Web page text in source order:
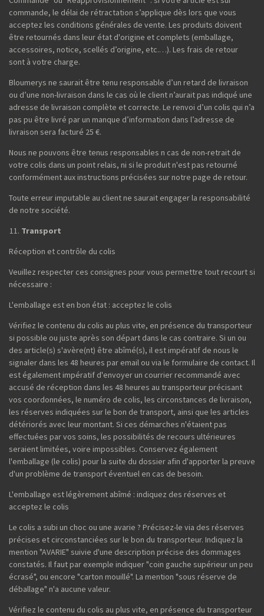
commande, le délai de rétractation s’applique dès lors que vous
acceptez les conditions générales de vente. Les produits doivent
être retournés dans leur état d'origine et complets (emballage,
accessoires, notice, scellés d’origine, etc.…). Les frais de retour
sont à votre charge.
Bloumerys ne saurait être tenu responsable d’un retard de livraison
ou d’une non-livraison dans le cas où le client n’aurait pas indiqué une
adresse de livraison complète et correcte. Le renvoi d’un colis qui n’a
pas pu être livré par un manque d’information dans l’adresse de
livraison sera facturé 25 €.
Nous ne pouvons être tenus responsables n cas de non-retrait de
votre colis dans un point relais, ni si le produit n'est pas retourné
conformément aux instructions précisées sur notre page de retour.
Toute erreur imputable au client ne saurait engager la responsabilité
de notre société.
Transport
Réception et contrôle du colis
Veuillez respecter ces consignes pour vous permettre tout recourt si
nécessaire :
L'emballage est en bon état : acceptez le colis
Vérifiez le contenu du colis au plus vite, en présence du transporteur
si possible ou juste après son départ dans le cas contraire. Si un ou
des article(s) s'avère(nt) être abîmé(s), il est impératif de nous le
signaler dans les 48 heures par email ou via le formulaire de contact. Il
est également impératif d'envoyer un courrier recommandé avec
accusé de réception dans les 48 heures au transporteur précisant
vos coordonnées, le numéro de colis, les circonstances de livraison,
les réserves indiquées sur le bon de transport, ainsi que les articles
détériorés avec leur montant. Si ces démarches n'étaient pas
effectuées par vos soins, les possibilités de recours ultérieures
seraient limitées, voire impossibles. Conservez également
l'emballage (le colis) pour la suite du dossier afin d'apporter la preuve
d'un problème de transport éventuel en cas de besoin.
L'emballage est légèrement abîmé : indiquez des réserves et
acceptez le colis
Le colis a subi un choc ou une avarie ? Précisez-le via des réserves
précises et circonstanciées sur le bon du transporteur. Indiquez la
mention "AVARIE" suivie d'une description précise des dommages
constatés. Il faut par exemple indiquer "coin gauche supérieur un peu
écrasé", ou encore "carton mouillé". La mention "sous réserve de
déballage" n'a aucune valeur.
Vérifiez le contenu du colis au plus vite, en présence du transporteur